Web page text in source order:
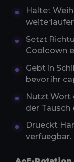
Haltet
Setzt
Cooldown
Gebt in
bevor ihr
Nutzt Wort
der Tausch
Drueckt
verfuegbar.